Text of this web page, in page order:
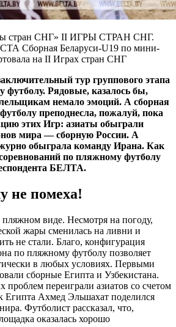
стран СНГ» II ИГРЫ СТРАН СНГ.
Сборная Беларуси-U19 по мини-
на II Играх стран СНГ
тур группового этапа
футболу. Рядовые, казалось бы,
немало эмоций. А сборная
преподнесла, пожалуй, пока
этих Игр: азиаты обыграли
мира — сборную России. А
обыграла команду Ирана. Как
по пляжному футболу
БЕЛТА.
не помеха!
пляжном виде. Несмотря на погоду,
жары сменилась на ливни и
не стали. Благо, конфигурация
по пляжному футболу позволяет
в любых условиях. Первыми
сборные Египта и Узбекистана.
переиграли азиатов со счетом
Египта Ахмед Эльшахат поделился
Футболист рассказал, что,
оказалась хорошо